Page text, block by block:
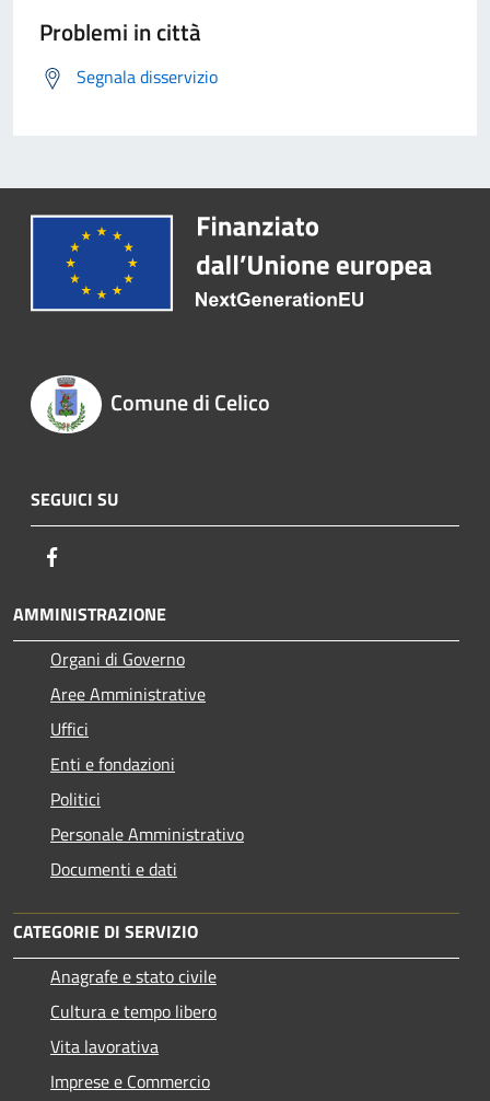
Problemi in città
Segnala disservizio
Comune di Celico
SEGUICI SU
AMMINISTRAZIONE
Organi di Governo
Aree Amministrative
Uffici
Enti e fondazioni
Politici
Personale Amministrativo
Documenti e dati
CATEGORIE DI SERVIZIO
Anagrafe e stato civile
Cultura e tempo libero
Vita lavorativa
Imprese e Commercio